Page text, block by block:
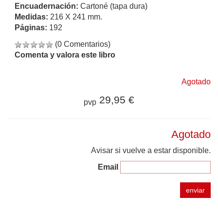
Encuadernación: Cartoné (tapa dura)
Medidas: 216 X 241 mm.
Páginas: 192
(0 Comentarios)
Comenta y valora este libro
Agotado
pvp 29,95 €
Agotado
Avisar si vuelve a estar disponible.
Email
enviar